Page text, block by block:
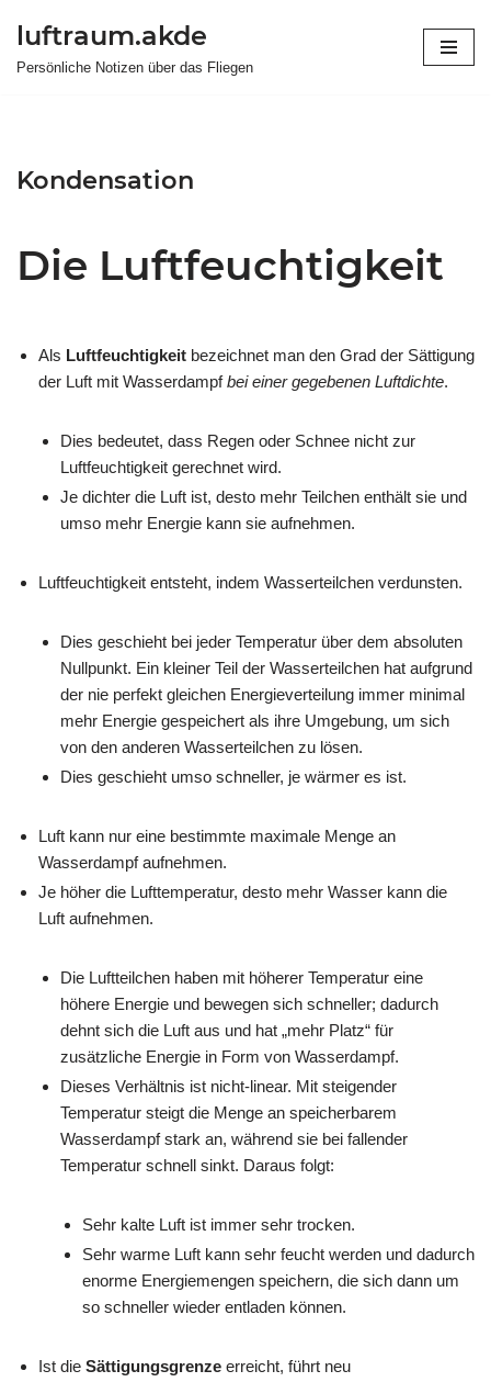
Zum
luftraum.akde
Persönliche Notizen über das Fliegen
Kondensation
Die Luftfeuchtigkeit
Als Luftfeuchtigkeit bezeichnet man den Grad der Sättigung
der Luft mit Wasserdampfbei einer gegebenen Luftdichte.
Dies bedeutet, dass Regen oder Schnee nicht zur
Luftfeuchtigkeit gerechnet wird.
Je dichter die Luft ist, desto mehr Teilchen enthält sie und
umso mehr Energie kann sie aufnehmen.
Luftfeuchtigkeit entsteht, indem Wasserteilchen verdunsten.
Dies geschieht bei jeder Temperatur über dem absoluten
Nullpunkt. Ein kleiner Teil der Wasserteilchen hat aufgrund
der nie perfekt gleichen Energieverteilung immer minimal
mehr Energie gespeichert als ihre Umgebung, um sich
von den anderen Wasserteilchen zu lösen.
Dies geschieht umso schneller, je wärmer es ist.
Luft kann nur eine bestimmte maximale Menge an
Wasserdampf aufnehmen.
Je höher die Lufttemperatur, desto mehr Wasser kann die
Luft aufnehmen.
Die Luftteilchen haben mit höherer Temperatur eine
höhere Energie und bewegen sich schneller; dadurch
dehnt sich die Luft aus und hat „mehr Platz“ für
zusätzliche Energie in Form von Wasserdampf.
Dieses Verhältnis ist nicht-linear. Mit steigender
Temperatur steigt die Menge an speicherbarem
Wasserdampf stark an, während sie bei fallender
Temperatur schnell sinkt. Daraus folgt:
Sehr kalte Luft ist immer sehr trocken.
Sehr warme Luft kann sehr feucht werden und dadurch
enorme Energiemengen speichern, die sich dann um
so schneller wieder entladen können.
Ist die Sättigungsgrenze erreicht, führt neu